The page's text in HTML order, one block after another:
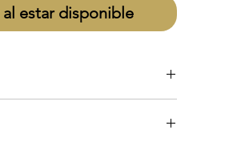
estar disponible